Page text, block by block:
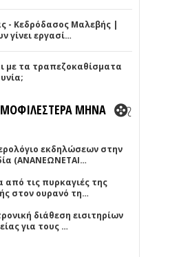
- Κεδρόδασος Μαλεβής |
γίνει εργασί…
με τα τραπεζοκαθίσματα
ΜΗΝΑ
εκδηλώσεων στην
(ΑΝΑΝΕΩΝΕΤΑΙ…
από τις πυρκαγιές της
στον ουρανό τη…
διάθεση εισιτηρίων
για τους …